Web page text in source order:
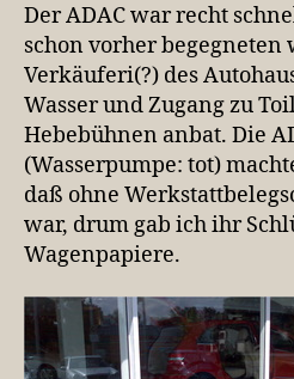
Der ADAC war recht
schon vorher begegneten
Verkäuferi(?) des
Wasser und Zugang zu
Hebebühnen anbat. Die
(Wasserpumpe: tot)
daß ohne
war, drum gab ich ihr
Wagenpapiere.